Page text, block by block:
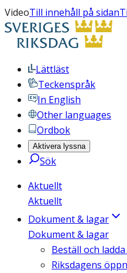
VideoTill innehåll på sidan
Lättläst
Teckenspråk
In English
Other languages
Ordbok
Aktivera lyssna
Sök
Aktuellt
Aktuellt
Dokument & lagar
Dokument & lagar
Beställ och
Riksdagens